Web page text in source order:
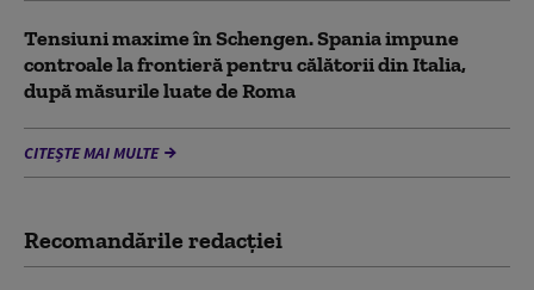
Tensiuni maxime în Schengen. Spania impune
controale la frontieră pentru călătorii din Italia,
după măsurile luate de Roma
CITEȘTE MAI MULTE
Recomandările redacţiei